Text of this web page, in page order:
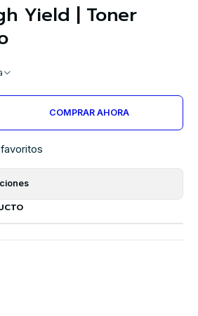
Yield | Toner
COMPRAR AHORA